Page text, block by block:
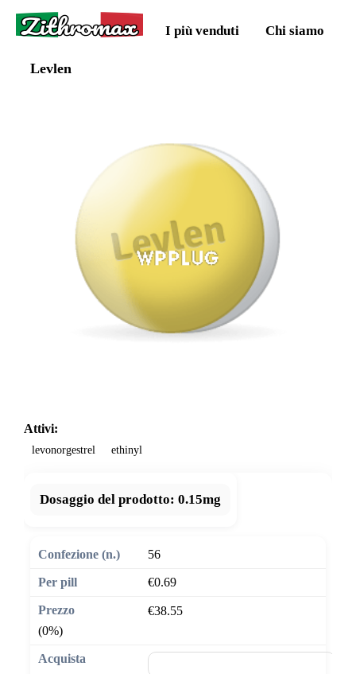
Zithromax I più venduti Chi siamo
Levlen
Attivi:
levonorgestrel ethinyl
Dosaggio del prodotto: 0.15mg
56
€0.69
€38.55
(0%)